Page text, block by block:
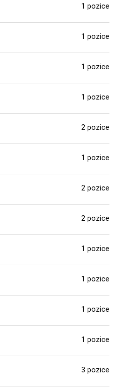
1 pozice
1 pozice
1 pozice
1 pozice
2 pozice
1 pozice
2 pozice
2 pozice
1 pozice
1 pozice
1 pozice
1 pozice
3 pozice